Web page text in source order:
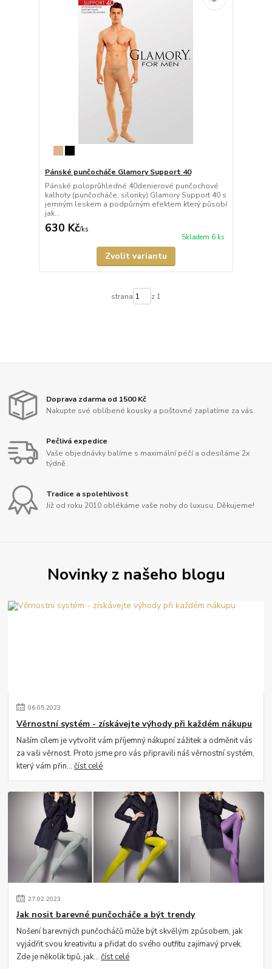
Pánské punčocháče Glamory Support 40
Pánské poloprůhledné 40denierové punčochové
kalhoty (punčocháče, silonky) Glamory Support 40 s
jemným leskem a podpůrným efektem který působí
jak...
630 Kč/ks
Skladem 6 ks
Zvolit variantu
strana z 1
Doprava zdarma od 1500 Kč
Nakupte své oblíbené kousky a poštovné zaplatíme za vás.
Pečlivá expedice
Vaše objednávky balíme s maximální péčí a odesíláme 2x
týdně.
Tradice a spolehlivost
Již od roku 2010 oblékáme vaše nohy do luxusu. Děkujeme!
Novinky z našeho blogu
06.05.2023
Věrnostní systém - získávejte výhody při každém nákupu
Naším cílem je vytvořit vám příjemný nákupní zážitek a odměnit vás
za vaši věrnost. Proto jsme pro vás připravili náš věrnostní systém,
který vám přin...číst celé
27.02.2023
Jak nosit barevné punčocháče a být trendy
Nošení barevných punčocháčů může být skvělým způsobem, jak
vyjádřit svou kreativitu a přidat do svého outfitu zajímavý prvek.
Zde je několik tipů, jak...číst celé